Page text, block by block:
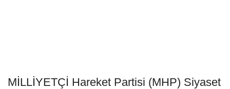
MİLLİYETÇİ Hareket Partisi (MHP) Siyaset